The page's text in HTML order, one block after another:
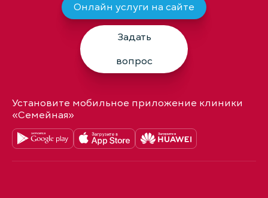
Онлайн услуги на сайте
Задать
вопрос
Установите мобильное приложение клиники
«Семейная»